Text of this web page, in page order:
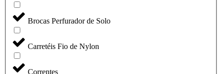
Brocas Perfurador de Solo
Carretéis Fio de Nylon
Correntes